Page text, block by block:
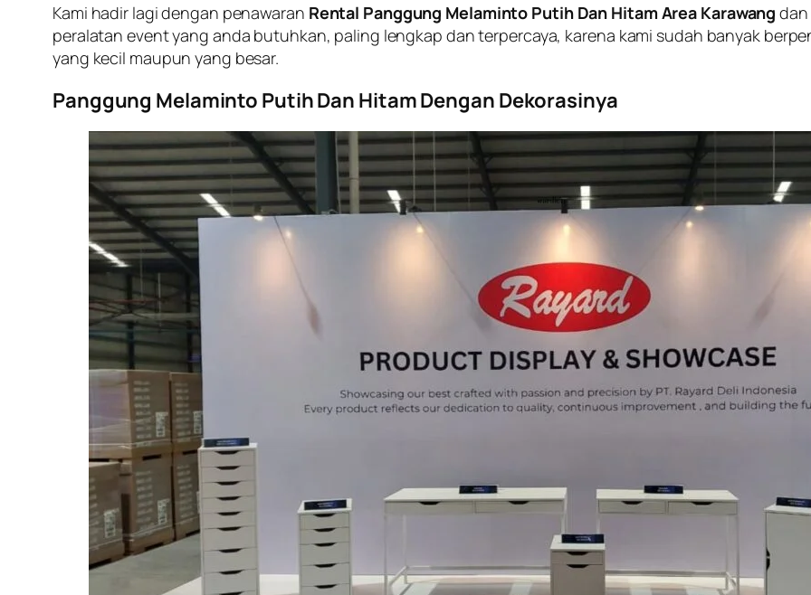
Kami hadir lagi dengan penawaran Rental Panggung Melaminto Putih Dan Hitam Area Karawang dan
peralatan event yang anda butuhkan, paling lengkap dan terpercaya, karena kami sudah banyak
yang kecil maupun yang besar.
Panggung Melaminto Putih Dan Hitam Dengan Dekorasinya